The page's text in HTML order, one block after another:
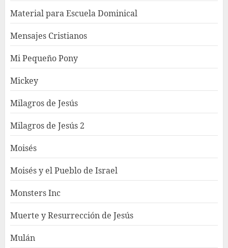
Material para Escuela Dominical
Mensajes Cristianos
Mi Pequeño Pony
Mickey
Milagros de Jesús
Milagros de Jesús 2
Moisés
Moisés y el Pueblo de Israel
Monsters Inc
Muerte y Resurrección de Jesús
Mulán